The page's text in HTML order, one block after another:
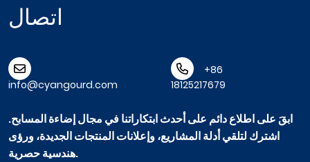
اتصال
info@cyangourd.com
+86
18125217679
ابقَ على اطلاع دائم على أحدث ابتكاراتنا في مجال إضاءة المسابح.
اشترك لتلقي أدلة المشاريع، وإعلانات المنتجات الجديدة، ورؤى
هندسية حصرية.